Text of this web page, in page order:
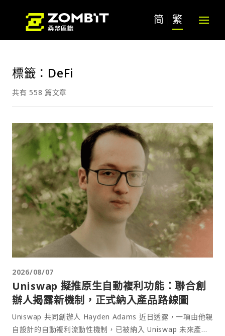
简 繁
標籤：DeFi
共有 558 篇文章
2026/08/07
Uniswap 擬推原生自動複利功能：聯合創
辦人揭露新機制，正式納入產品路線圖
Uniswap 共同創辦人 Hayden Adams 近日透露，一項由他親
自設計的自動複利流動性機制，已被納入 Uniswap 未來產品